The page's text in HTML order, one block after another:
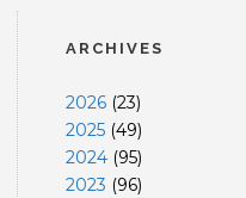
ARCHIVES
2026 (23)
2025 (49)
2024 (95)
2023 (96)